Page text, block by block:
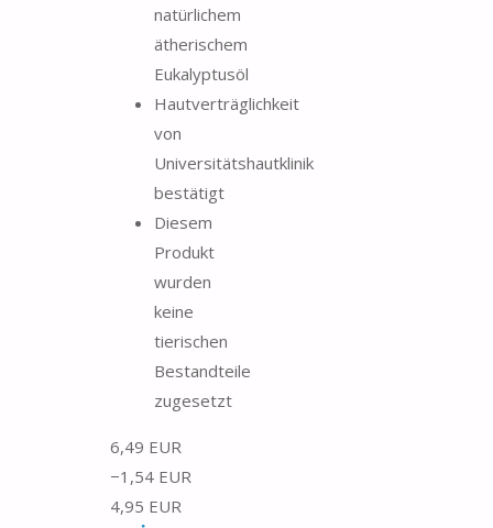
natürlichem
ätherischem
Eukalyptusöl
Hautverträglichkeit
von
Universitätshautklinik
bestätigt
Diesem
Produkt
wurden
keine
tierischen
Bestandteile
zugesetzt
6,49 EUR
−1,54 EUR
4,95 EUR